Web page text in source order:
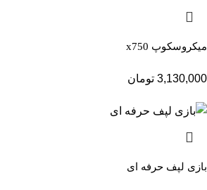
میکروسکوپ x750
3,130,000 تومان
بازی لپف حرفه ای